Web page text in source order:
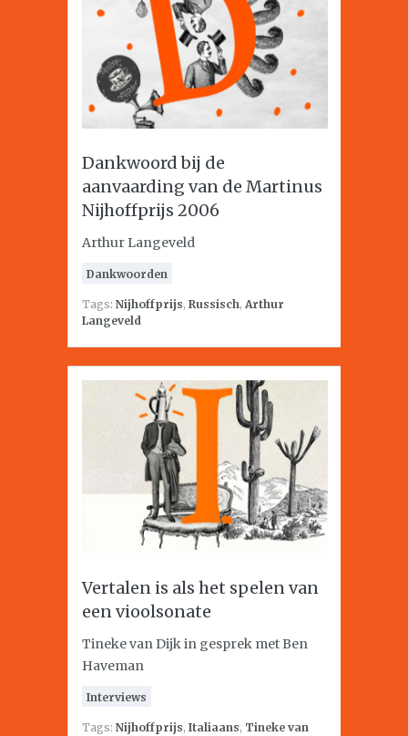
Dankwoord bij de
aanvaarding van de Martinus
Nijhoffprijs 2006
Arthur Langeveld
Dankwoorden
Tags: Nijhoffprijs, Russisch, Arthur
Langeveld
Vertalen is als het spelen van
een vioolsonate
Tineke van Dijk in gesprek met Ben
Haveman
Interviews
Tags: Nijhoffprijs, Italiaans, Tineke van